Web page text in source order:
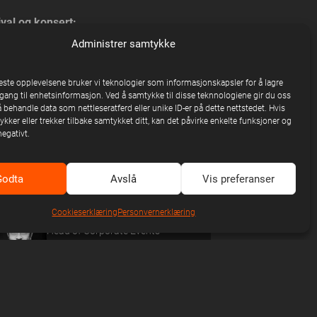
Administrer samtykke
opplevelsene bruker vi teknologier som informasjonskapsler for å lagre
til enhetsinformasjon. Ved å samtykke til disse teknnologiene gir du oss
data som nettleseratferd eller unike ID-er på dette nettstedet. Hvis
eller trekker tilbake samtykket ditt, kan det påvirke enkelte funksjoner og
Avslå Vis preferanser
CookieserklæringPersonvernerklæring
og konsert:
Senior Agent
902 51 750‬
pb@unitedstage.no
og events:
Per-Kristian Cabrinetti Meum